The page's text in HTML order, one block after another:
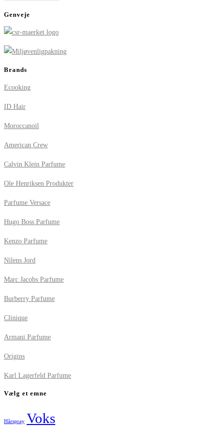
Genveje
Brands
Ecooking
ID Hair
Moroccanoil
American Crew
Calvin Klein Parfume
Ole Henriksen Produkter
Parfume Versace
Hugo Boss Parfume
Kenzo Parfume
Nilens Jord
Marc Jacobs Parfume
Burberry Parfume
Clinique
Armani Parfume
Origins
Karl Lagerfeld Parfume
Vælg et emne
Hårspray Voks